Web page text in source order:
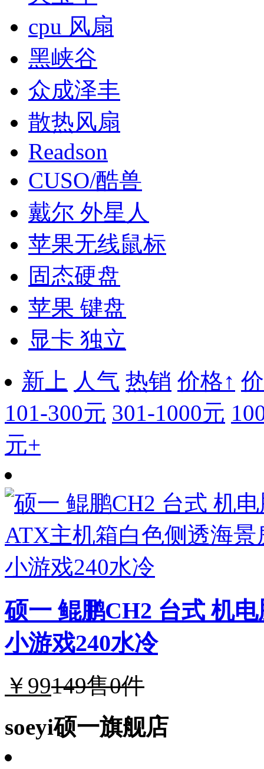
cpu 风扇
黑峡谷
众成泽丰
散热风扇
Readson
CUSO/酷兽
戴尔 外星人
苹果无线鼠标
固态硬盘
苹果 键盘
显卡 独立
新上 人气 热销 价格↑
101-300元 301-1000元
元+
硕一 鲲鹏CH2 台式 机
小游戏240水冷
￥99149售0件
soeyi硕一旗舰店